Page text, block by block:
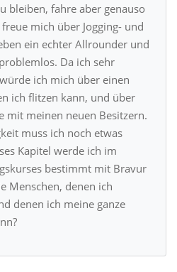
bleiben, fahre aber genauso
mich über Jogging- und
ein echter Allrounder und
Da ich sehr
ich mich über einen
ich flitzen kann, und über
mit meinen neuen Besitzern.
muss ich noch etwas
Kapitel werde ich im
bestimmt mit Bravur
Menschen, denen ich
denen ich meine ganze